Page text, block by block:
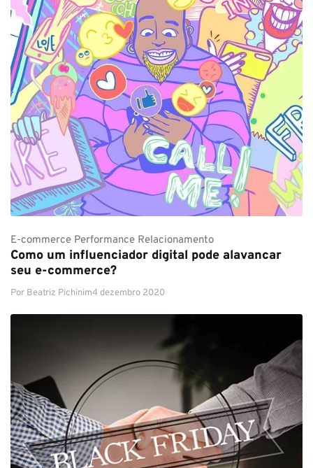
E-commerce Performance Relacionamento
Como um influenciador digital pode alavancar
seu e-commerce?
Por Beatriz Pichinim4 dezembro 2020